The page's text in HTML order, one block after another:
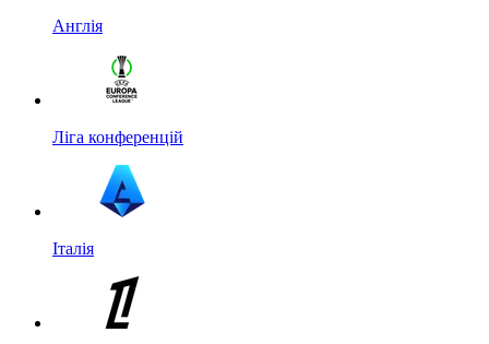
Англія
Ліга конференцій
Італія